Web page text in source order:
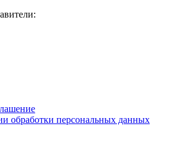
обработки персональных данных